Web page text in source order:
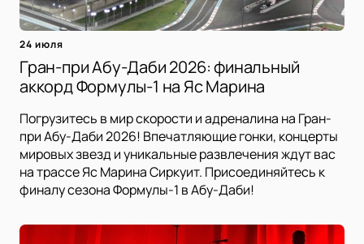
24 июля
Гран-при Абу-Даби 2026: финальный
аккорд Формулы-1 на Яс Марина
Погрузитесь в мир скорости и адреналина на Гран-
при Абу-Даби 2026! Впечатляющие гонки, концерты
мировых звезд и уникальные развлечения ждут вас
на трассе Яс Марина Сиркуит. Присоединяйтесь к
финалу сезона Формулы-1 в Абу-Даби!